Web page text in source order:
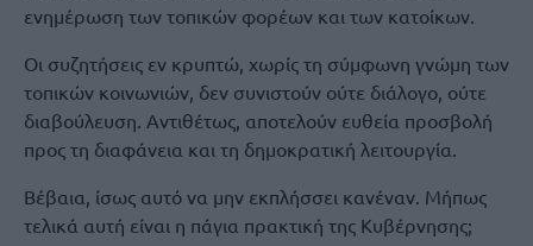
ενημέρωση των τοπικών φορέων και των κατοίκων.
Οι συζητήσεις εν κρυπτώ, χωρίς τη σύμφωνη γνώμη των
τοπικών κοινωνιών, δεν συνιστούν ούτε διάλογο, ούτε
διαβούλευση. Αντιθέτως, αποτελούν ευθεία προσβολή
προς τη διαφάνεια και τη δημοκρατική λειτουργία.
Βέβαια, ίσως αυτό να μην εκπλήσσει κανέναν. Μήπως
τελικά αυτή είναι η πάγια πρακτική της Κυβέρνησης;